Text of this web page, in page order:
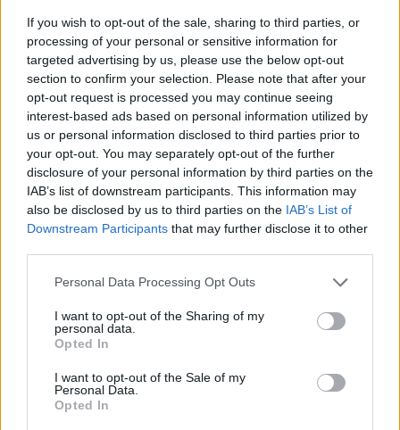
If you wish to opt-out of the sale, sharing to third parties, or
processing of your personal or sensitive information for
targeted advertising by us, please use the below opt-out
section to confirm your selection. Please note that after your
opt-out request is processed you may continue seeing
interest-based ads based on personal information utilized by
us or personal information disclosed to third parties prior to
your opt-out. You may separately opt-out of the further
disclosure of your personal information by third parties on the
IAB’s list of downstream participants. This information may
also be disclosed by us to third parties on the IAB’s List of
Downstream Participants that may further disclose it to other
Personal Data Processing Opt Outs
I want to opt-out of the Sharing of my
personal data.
Opted In
I want to opt-out of the Sale of my
Personal Data.
Opted In
Ranking de Congal Tijuana TOP Música
+ Letras de Reggae
Lo Mejor del Reggae